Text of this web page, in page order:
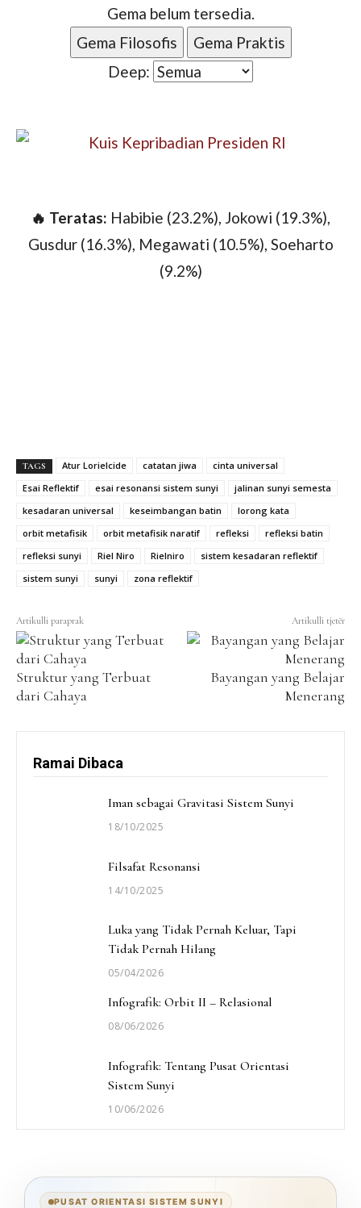
Gema belum tersedia.
Gema Filosofis
Gema Praktis
Deep:
🔥 Teratas: Habibie (23.2%), Jokowi (19.3%),
Gusdur (16.3%), Megawati (10.5%), Soeharto
(9.2%)
TAGS Atur Lorielcide catatan jiwa
cinta universal
Esai Reflektif
esai resonansi sistem sunyi
jalinan sunyi semesta
kesadaran universal
keseimbangan batin
lorong kata
orbit metafisik
orbit metafisik naratif refleksi
refleksi batin
refleksi sunyi
Riel Niro Rielniro
sistem kesadaran reflektif
sistem sunyi
sunyi zona reflektif
Artikulli paraprak
Struktur yang Terbuat
dari Cahaya
Artikulli tjetër
Bayangan yang Belajar
Menerang
Ramai Dibaca
Iman sebagai Gravitasi Sistem Sunyi
18/10/2025
Filsafat Resonansi
14/10/2025
Luka yang Tidak Pernah Keluar, Tapi
Tidak Pernah Hilang
05/04/2026
Infografik: Orbit II – Relasional
08/06/2026
Infografik: Tentang Pusat Orientasi
Sistem Sunyi
10/06/2026
PUSAT ORIENTASI SISTEM SUNYI